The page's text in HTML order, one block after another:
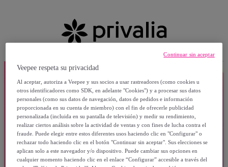
Veepee respeta su privacidad
Al aceptar, autoriza a Veepee y sus socios a usar rastreadores (como cookies u
otros identificadores como SDK, en adelante "Cookies") y a procesar sus datos
personales (como sus datos de navegación, datos de pedidos e información
proporcionada en su cuenta de miembro) con el fin de ofrecerle publicidad
personalizada (incluida en su pantalla de televisión) y medir su rendimiento,
realizar ciertos análisis sobre la actividad de ventas y con fines de lucha contra el
fraude. Puede elegir entre estos diferentes usos haciendo clic en "Configurar" o
rechazar todo haciendo clic en el botón "Continuar sin aceptar". Sus elecciones se
aplican solo a este navegador y/o dispositivo. Puede cambiar sus opciones en
cualquier momento haciendo clic en el enlace “Configurar” accesible a través del
Continuar sin aceptar